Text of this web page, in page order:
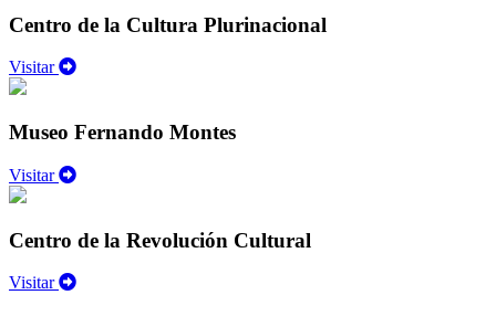
Centro de la Cultura Plurinacional
Visitar
Museo Fernando Montes
Visitar
Centro de la Revolución Cultural
Visitar